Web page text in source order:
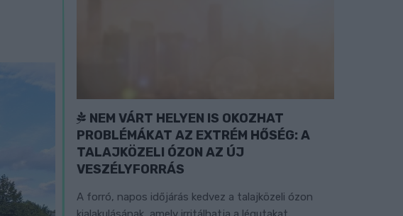
NEM VÁRT HELYEN IS OKOZHAT
PROBLÉMÁKAT AZ EXTRÉM HŐSÉG: A
TALAJKÖZELI ÓZON AZ ÚJ
VESZÉLYFORRÁS
A forró, napos időjárás kedvez a talajközeli ózon